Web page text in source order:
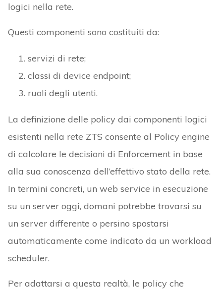
logici nella rete.
Questi componenti sono costituiti da:
servizi di rete;
classi di device endpoint;
ruoli degli utenti.
La definizione delle policy dai componenti logici
esistenti nella rete ZTS consente al Policy engine
di calcolare le decisioni di Enforcement in base
alla sua conoscenza dell’effettivo stato della rete.
In termini concreti, un web service in esecuzione
su un server oggi, domani potrebbe trovarsi su
un server differente o persino spostarsi
automaticamente come indicato da un workload
scheduler.
Per adattarsi a questa realtà, le policy che